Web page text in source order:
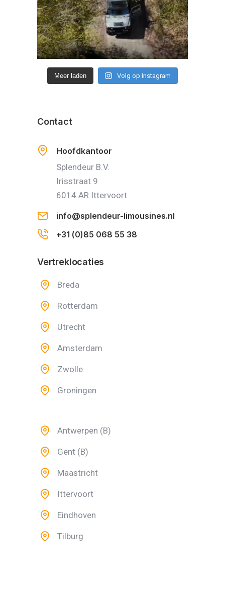
Meer laden Volg op Instagram
Contact
Hoofdkantoor
Splendeur B.V.
Irisstraat 9
6014 AR Ittervoort
info@splendeur-limousines.nl
+31 (0)85 068 55 38
Vertreklocaties
Breda
Rotterdam
Utrecht
Amsterdam
Zwolle
Groningen
Antwerpen (B)
Gent (B)
Maastricht
Ittervoort
Eindhoven
Tilburg